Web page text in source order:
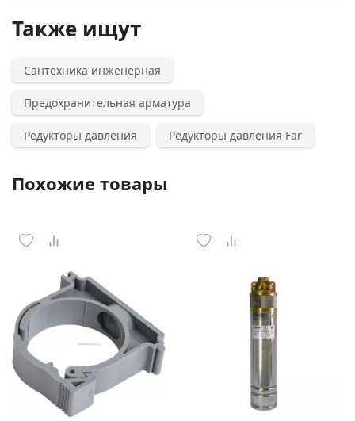
Также ищут
Сантехника инженерная
Предохранительная арматура
Редукторы давления Редукторы давления Far
Похожие товары